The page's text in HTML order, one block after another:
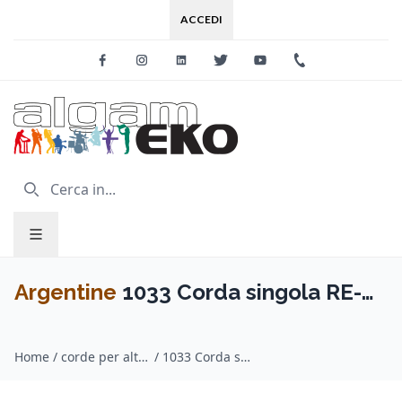
ACCEDI
FacebookInstagramLinkedinTwitter Youtube
Argentine 1033 Corda singola RE-D-
Home / corde per altri strumenti / Argentine / 1033 Corda singola RE-D-3